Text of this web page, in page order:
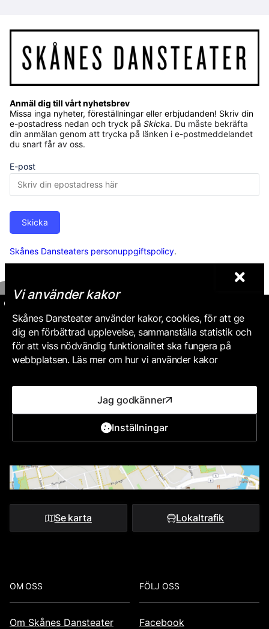
Anmäl dig till vårt nyhetsbrev
Missa inga nyheter, föreställningar eller erbjudanden! Skriv din
e-postadress nedan och tryck på Skicka. Du måste bekräfta
din anmälan genom att trycka på länken i e-postmeddelandet
du snart får av oss.
E-post
Skicka
Skånes Dansteaters personuppgiftspolicy.
Se karta Lokaltrafik
Footer
OM OSS
Om Skånes Dansteater
FÖLJ OSS
Facebook
Vi använder kakor
Skånes Dansteater använder kakor, cookies, för att ge
dig en förbättrad upplevelse, sammanställa statistik och
för att viss nödvändig funktionalitet ska fungera på
webbplatsen. Läs mer om hur vi använder kakor
Jag godkänner
Inställningar